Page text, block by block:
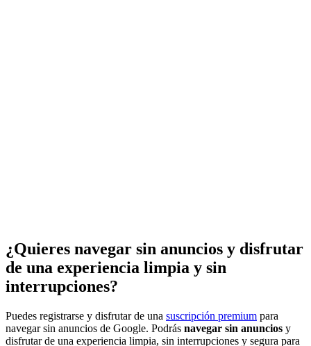
¿Quieres navegar sin anuncios y disfrutar
de una experiencia limpia y sin
interrupciones?
Puedes registrarse y disfrutar de una suscripción premium para
navegar sin anuncios de Google. Podrás navegar sin anuncios y
disfrutar de una experiencia limpia, sin interrupciones y segura para